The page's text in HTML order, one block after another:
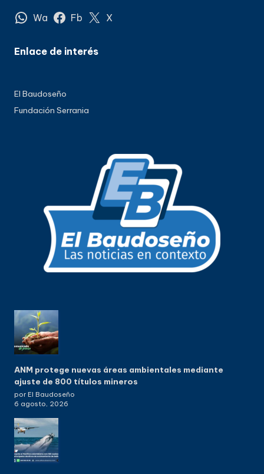
Wa Fb X
Enlace de interés
El Baudoseño
Fundación Serrania
ANM protege nuevas áreas ambientales mediante
ajuste de 800 títulos mineros
por El Baudoseño
6 agosto, 2026